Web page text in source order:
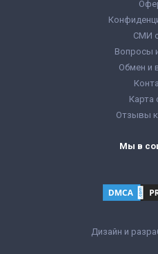
СМИ
Вопросы
Обмен и
Карта
Отзывы
Мы в
Дизайн и